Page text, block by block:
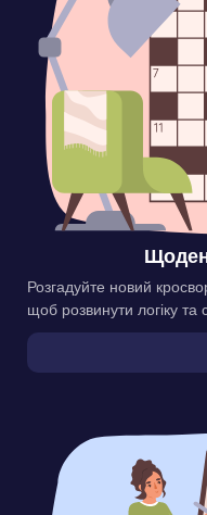
Розгадуйте новий
щоб розвинути логіку та